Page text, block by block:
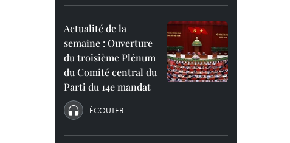
Actualité de la
semaine : Ouverture
du troisième Plénum
du Comité central du
Parti du 14e mandat
ÉCOUTER